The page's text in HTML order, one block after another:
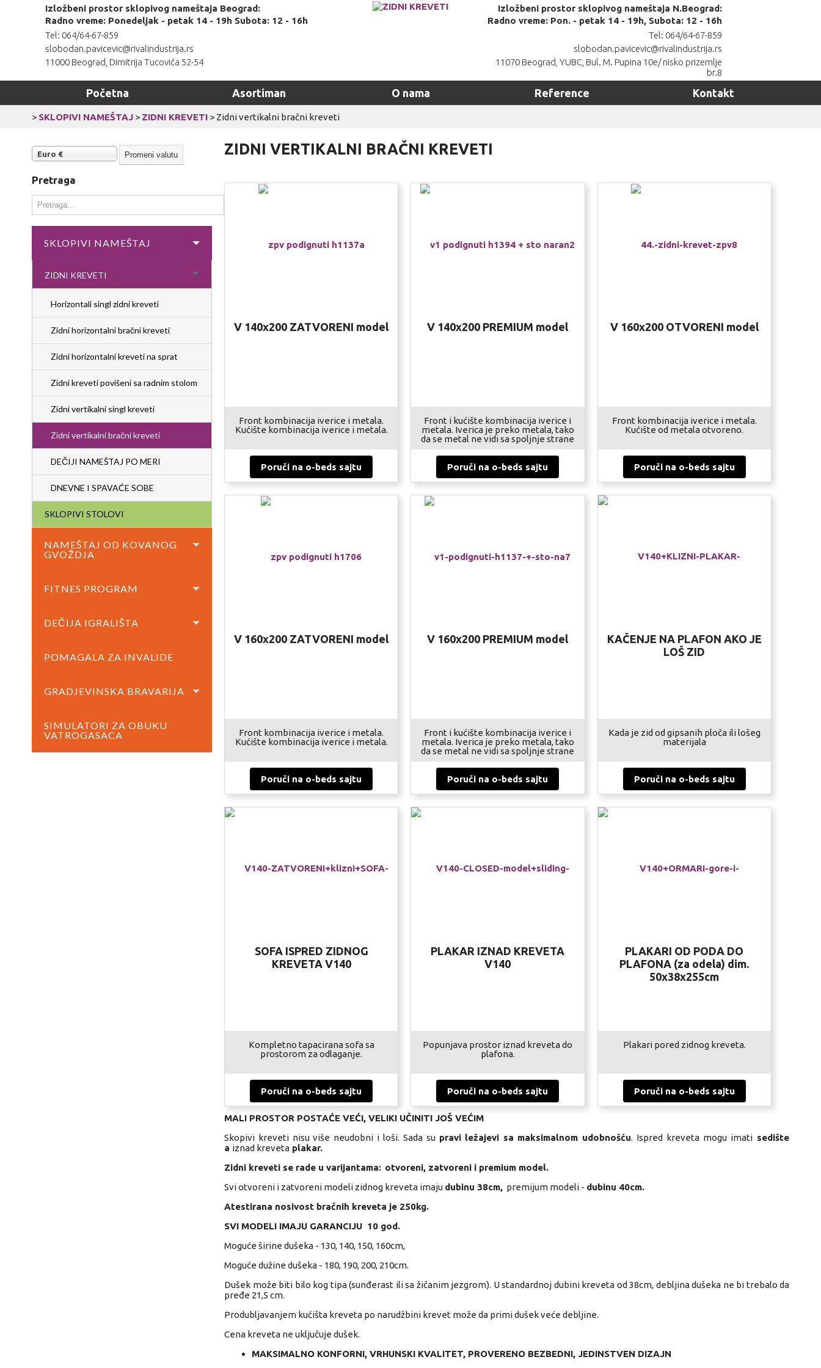
Izložbeni prostor sklopivog nameštaja Beograd:
Radno vreme: Ponedeljak - petak 14 - 19h Subota: 12 - 16h
Tel: 064/64-67-859
slobodan.pavicevic@rivalindustrija.rs
11000 Beograd, Dimitrija Tucovića 52-54
Izložbeni prostor sklopivog nameštaja N.Beograd:
Radno vreme: Pon. - petak 14 - 19h, Subota: 12 - 16h
Tel: 064/64-67-859
slobodan.pavicevic@rivalindustrija.rs
11070 Beograd, YUBC, Bul. M. Pupina 10e/ nisko prizemlje
br.8
Početna Asortiman O nama Reference Kontakt
> SKLOPIVI NAMEŠTAJ > ZIDNI KREVETI > Zidni vertikalni bračni kreveti
Euro €
Pretraga
SKLOPIVI NAMEŠTAJ
ZIDNI KREVETI
Horizontali singl zidni kreveti
Zidni horizontalni bračni kreveti
Zidni horizontalni kreveti na sprat
Zidni kreveti povišeni sa radnim stolom
Zidni vertikalni singl kreveti
Zidni vertikalni bračni kreveti
DEČIJI NAMEŠTAJ PO MERI
DNEVNE I SPAVAĆE SOBE
SKLOPIVI STOLOVI
NAMEŠTAJ OD KOVANOG
GVOŽDJA
FITNES PROGRAM
DEČIJA IGRALIŠTA
POMAGALA ZA INVALIDE
GRADJEVINSKA BRAVARIJA
SIMULATORI ZA OBUKU
VATROGASACA
ZIDNI VERTIKALNI BRAČNI KREVETI
V 140x200 ZATVORENI model
Front kombinacija iverice i metala.
Kućište kombinacija iverice i metala.
Poruči na o-beds sajtu
V 140x200 PREMIUM model
Front i kućište kombinacija iverice i
metala. Iverica je preko metala, tako
da se metal ne vidi sa spoljnje strane
Poruči na o-beds sajtu
V 160x200 OTVORENI model
Front kombinacija iverice i metala.
Kućište od metala otvoreno.
Poruči na o-beds sajtu
V 160x200 ZATVORENI model
Front kombinacija iverice i metala.
Kućište kombinacija iverice i metala.
Poruči na o-beds sajtu
V 160x200 PREMIUM model
Front i kućište kombinacija iverice i
metala. Iverica je preko metala, tako
da se metal ne vidi sa spoljnje strane
Poruči na o-beds sajtu
KAČENJE NA PLAFON AKO JE
LOŠ ZID
Kada je zid od gipsanih ploča ili lošeg
materijala
Poruči na o-beds sajtu
SOFA ISPRED ZIDNOG
KREVETA V140
Kompletno tapacirana sofa sa
prostorom za odlaganje.
Poruči na o-beds sajtu
PLAKAR IZNAD KREVETA
V140
Popunjava prostor iznad kreveta do
plafona.
Poruči na o-beds sajtu
PLAKARI OD PODA DO
PLAFONA (za odela) dim.
50x38x255cm
Plakari pored zidnog kreveta.
Poruči na o-beds sajtu
MALI PROSTOR POSTAĆE VEĆI, VELIKI UČINITI JOŠ VEĆIM
Skopivi kreveti nisu više neudobni i loši. Sada su pravi ležajevi sa maksimalnom udobnošću. Ispred kreveta mogu imati sedište
a iznad kreveta plakar.
Zidni kreveti se rade u varijantama: otvoreni, zatvoreni i premium model.
Svi otvoreni i zatvoreni modeli zidnog kreveta imaju dubinu 38cm, premijum modeli - dubinu 40cm.
Atestirana nosivost bračnih kreveta je 250kg.
SVI MODELI IMAJU GARANCIJU 10 god.
Moguće širine dušeka - 130, 140, 150, 160cm,
Moguće dužine dušeka - 180, 190, 200, 210cm.
Dušek može biti bilo kog tipa (sunđerast ili sa žičanim jezgrom). U standardnoj dubini kreveta od 38cm, debljina dušeka ne bi trebalo da
pređe 21,5 cm.
Produbljavanjem kućišta kreveta po narudžbini krevet može da primi dušek veće debljine.
Cena kreveta ne uključuje dušek.
MAKSIMALNO KONFORNI, VRHUNSKI KVALITET, PROVERENO BEZBEDNI, JEDINSTVEN DIZAJN